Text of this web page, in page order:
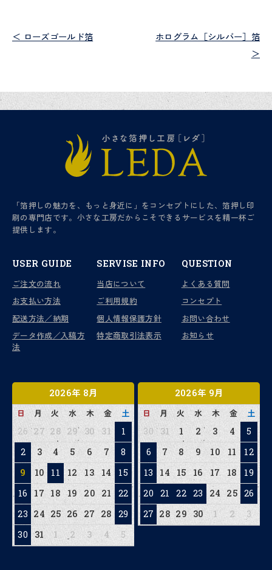
＜ ローズゴールド箔
ホログラム［シルバー］箔
＞
「箔押しの魅力を、もっと身近に」をコンセプトにした、箔押し印
刷の専門店です。小さな工房だからこそできるサービスを精一杯ご
提供します。
USER GUIDE
ご注文の流れ
お支払い方法
配送方法／納期
データ作成／入稿方
法
SERVISE INFO
当店について
ご利用規約
個人情報保護方針
特定商取引法表示
QUESTION
よくある質問
コンセプト
お問い合わせ
お知らせ
2026年 8月
日 月 火 水 木 金 土
26 27 28 29 30 31
1
2
3 4 5 6 7
8
9
10 11 12 13 14
15
16
17 18 19 20 21
22
23 24 25 26 27 28
29
30
31 1 2 3 4 5
2026年 9月
日 月 火 水 木 金 土
30 31 1 2 3 4
5
6
7 8 9 10 11
12
13
14 15 16 17 18
19
20
21 22 23 24 25 26
27 28 29 30 1 2 3